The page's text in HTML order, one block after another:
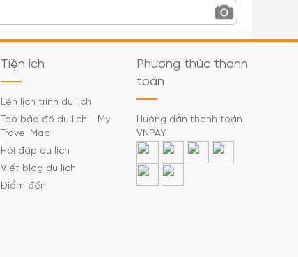
Tiện ích
Lên lịch trình du lịch
Tạo bảo đồ du lịch - My
Travel Map
Hỏi đáp du lịch
Viết blog du lịch
Điểm đến
Phương thức thanh
toán
Hướng dẫn thanh toán
VNPAY